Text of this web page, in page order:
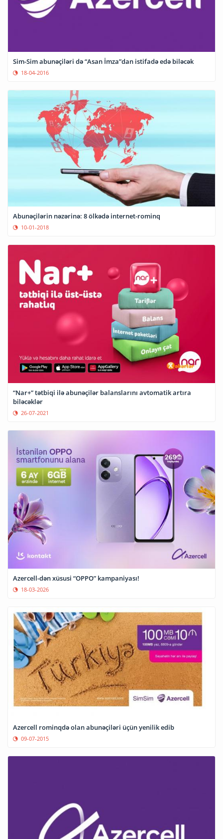
Sim-Sim abunəçiləri də “Asan İmza”dan istifadə edə biləcək
18-04-2016
Abunəçilərin nəzərinə: 8 ölkədə internet-rominq
10-01-2018
“Nar+” tətbiqi ilə abunəçilər balanslarını avtomatik artıra
biləcəklər
26-07-2021
Azercell-dən xüsusi “OPPO” kampaniyası!
18-03-2026
Azercell rominqdə olan abunəçiləri üçün yenilik edib
09-07-2015